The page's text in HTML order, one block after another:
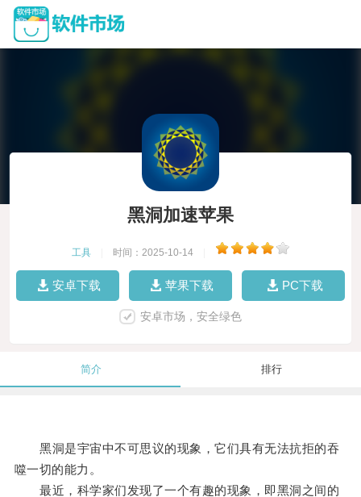
黑洞加速苹果
工具 时间：2025-10-14
安卓下载 苹果下载 PC下载
安卓市场，安全绿色
简介 排行
黑洞是宇宙中不可思议的现象，它们具有无法抗拒的吞
噬一切的能力。
最近，科学家们发现了一个有趣的现象，即黑洞之间的